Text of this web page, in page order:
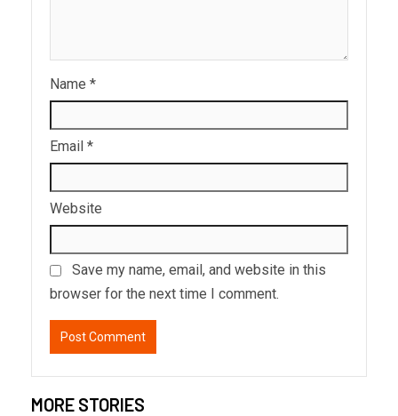
Name *
Email *
Website
Save my name, email, and website in this
browser for the next time I comment.
MORE STORIES